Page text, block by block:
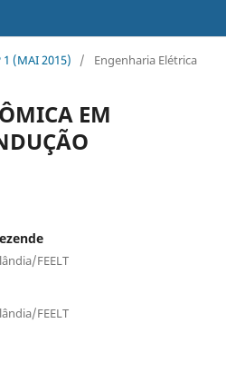
1 (MAI 2015) / Engenharia Elétrica
EM
FEELT
FEELT